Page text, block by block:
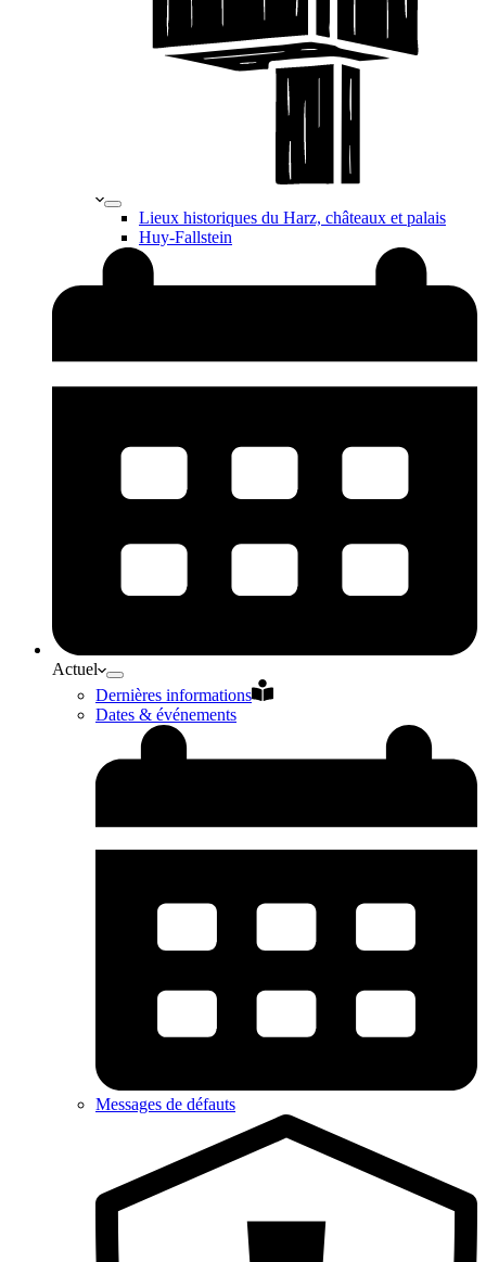
Lieux historiques du Harz, châteaux et palais
Huy-Fallstein
Actuel
Dernières informations
Dates & événements
Messages de défauts